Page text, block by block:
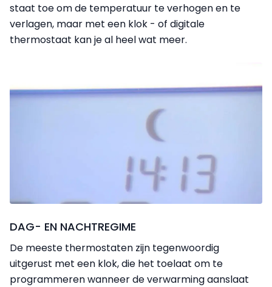
staat toe om de temperatuur te verhogen en te
verlagen, maar met een klok - of digitale
thermostaat kan je al heel wat meer.
DAG- EN NACHTREGIME
De meeste thermostaten zijn tegenwoordig
uitgerust met een klok, die het toelaat om te
programmeren wanneer de verwarming aanslaat